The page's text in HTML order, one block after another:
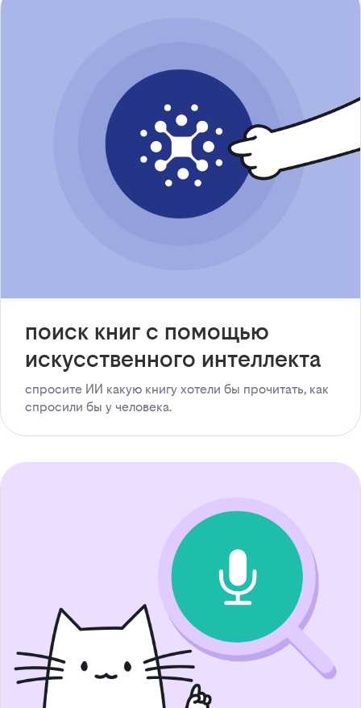
поиск книг с помощью
искусственного интеллекта
спросите ИИ какую книгу хотели бы прочитать, как
спросили бы у человека.